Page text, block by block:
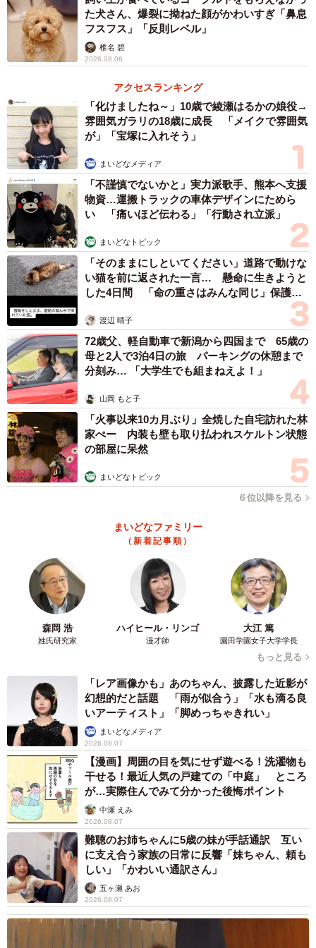
☆ ☆ ☆ ☆ ☆
YuzzZさん（@040328yzzzzz）のアカウントでは、すく
すく大きくなる赤ちゃんと3匹の猫ちゃんたちとの日常を見
2/3
ベビーカーにこっそり乗り込むやまと君（YuzzZさん@040328yzzzzz提
供）
3/3
ふーた君の尻尾を触ろうとして、逃げられてしまいました（YuzzZさん
@040328yzzzzz提供）
た犬さん、爆裂に拗ねた顔がかわいすぎ「鼻息
フスフス」「反則レベル」
椎名 碧
2026.08.06
アクセスランキング
「化けましたね～」10歳で綾瀬はるかの娘役→
雰囲気ガラリの18歳に成長 「メイクで雰囲気
が」「宝塚に入れそう」
まいどなメディア
「不謹慎でないかと」実力派歌手、熊本へ支援
物資…運搬トラックの車体デザインにためら
い 「痛いほど伝わる」「行動され立派」
まいどなトピック
「そのままにしといてください」道路で動けな
い猫を前に返された一言… 懸命に生きようと
した4日間 「命の重さはみんな同じ」保護団
渡辺 晴子
72歳父、軽自動車で新潟から四国まで 65歳の
母と2人で3泊4日の旅 パーキングの休憩まで
分刻み… 「大学生でも組まねえよ！」
山岡 もと子
「火事以来10カ月ぶり」全焼した自宅訪れた林
家ぺー 内装も壁も取り払われスケルトン状態
の部屋に呆然
まいどなトピック
６位以降を見る
まいどなファミリー
（新着記事順）
森岡 浩
姓氏研究家
ハイヒール・リンゴ
漫才師
大江 篤
園田学園女子大学学長
もっと見る
「レア画像かも」あのちゃん、披露した近影が
幻想的だと話題 「雨が似合う」「水も滴る良
いアーティスト」「脚めっちゃきれい」
まいどなメディア
2026.08.07
【漫画】周囲の目を気にせず遊べる！洗濯物も
干せる！最近人気の戸建ての「中庭」 ところ
が…実際住んでみて分かった後悔ポイント
中瀬 えみ
2026.08.07
難聴のお姉ちゃんに5歳の妹が手話通訳 互い
に支え合う家族の日常に反響「妹ちゃん、頼も
しい」「かわいい通訳さん」
五ヶ瀬 あお
2026.08.07